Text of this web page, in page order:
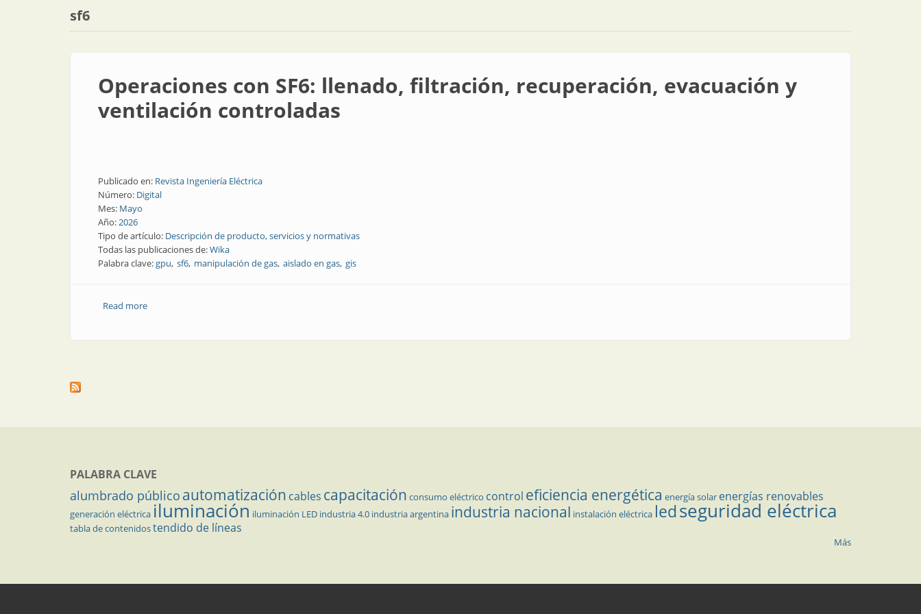
sf6
Operaciones con SF6: llenado, filtración, recuperación, evacuación y
ventilación controladas
Publicado en: Revista Ingeniería Eléctrica
Número: Digital
Mes: Mayo
Año:2026
Tipo de artículo: Descripción de producto, servicios y normativas
Todas las publicaciones de:Wika
Palabra clave:gpu sf6 manipulación de gas aislado en gas gis
Read moreabout Operaciones con SF6: llenado, filtración, recuperación, evacuación y ventilación controladas
PALABRA CLAVE
alumbrado público automatización cables capacitación consumo eléctrico control eficiencia energética energía solar energías renovables
generación eléctrica iluminación iluminación LED industria 4.0 industria argentina industria nacional instalación eléctrica ledseguridad eléctrica
tabla de contenidostendido de líneas
Más